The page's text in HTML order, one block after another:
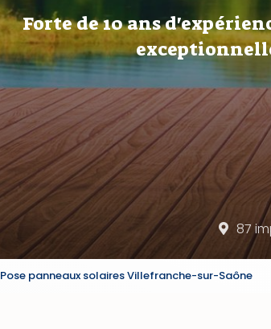
Forte de 10 ans
87
Pose panneaux solaires Villefranche-sur-Saône